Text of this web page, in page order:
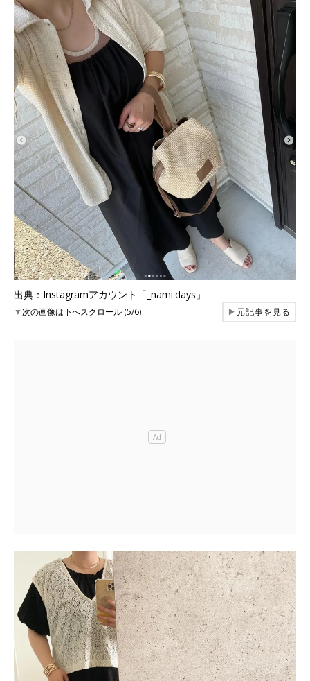
出典：Instagramアカウント「_nami.days」
▼次の画像は下へスクロール (5/6) ▶元記事を見る